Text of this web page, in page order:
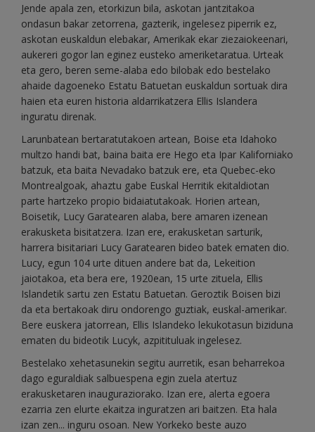
Jende apala zen, etorkizun bila, askotan jantzitakoa
ondasun bakar zetorrena, gazterik, ingelesez piperrik ez,
askotan euskaldun elebakar, Amerikak ekar ziezaiokeenari,
aukereri gogor lan eginez eusteko ameriketaratua. Urteak
eta gero, beren seme-alaba edo bilobak edo bestelako
ahaide dagoeneko Estatu Batuetan euskaldun sortuak dira
haien eta euren historia aldarrikatzera Ellis Islandera
inguratu direnak.
Larunbatean bertaratutakoen artean, Boise eta Idahoko
multzo handi bat, baina baita ere Hego eta Ipar Kaliforniako
batzuk, eta baita Nevadako batzuk ere, eta Quebec-eko
Montrealgoak, ahaztu gabe Euskal Herritik ekitaldiotan
parte hartzeko propio bidaiatutakoak. Horien artean,
Boisetik, Lucy Garatearen alaba, bere amaren izenean
erakusketa bisitatzera. Izan ere, erakusketan sarturik,
harrera bisitariari Lucy Garatearen bideo batek ematen dio.
Lucy, egun 104 urte dituen andere bat da, Lekeition
jaiotakoa, eta bera ere, 1920ean, 15 urte zituela, Ellis
Islandetik sartu zen Estatu Batuetan. Geroztik Boisen bizi
da eta bertakoak diru ondorengo guztiak, euskal-amerikar.
Bere euskera jatorrean, Ellis Islandeko lekukotasun biziduna
ematen du bideotik Lucyk, azpitituluak ingelesez.
Bestelako xehetasunekin segitu aurretik, esan beharrekoa
dago eguraldiak salbuespena egin zuela atertuz
erakusketaren inauguraziorako. Izan ere, alerta egoera
ezarria zen elurte ekaitza inguratzen ari baitzen. Eta hala
izan zen... inguru osoan. New Yorkeko beste auzo